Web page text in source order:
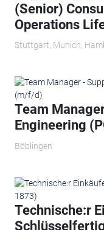
(Senior)
Operations
Stuttgart, Munich,
Team
Engineering
Böblingen
Technische:r